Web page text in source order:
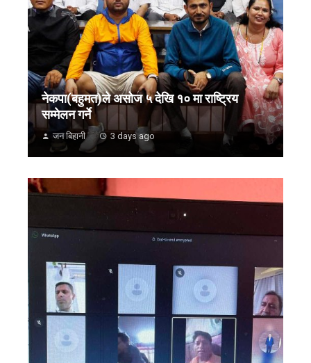
नेकपा(बहुमत)ले असोज ५ देखि १० मा राष्ट्रिय
सम्मेलन गर्ने
जन बिहानी 3 days ago